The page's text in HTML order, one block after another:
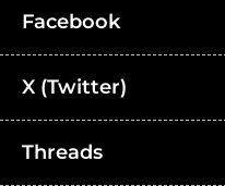
Facebook
X (Twitter)
Threads